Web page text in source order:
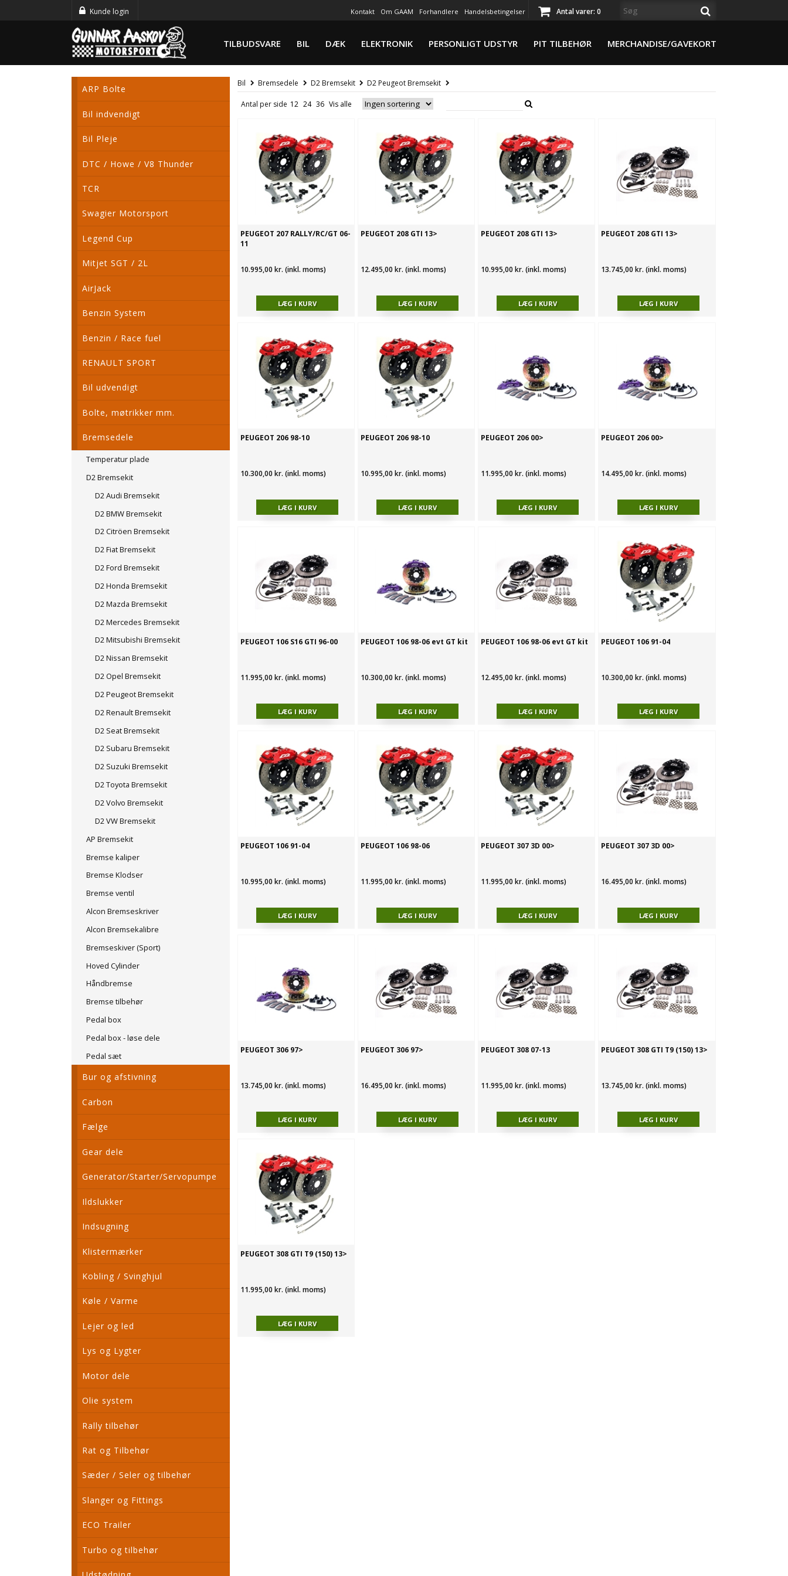
Kunde login Kontakt Om GAAM Forhandlere Handelsbetingelser Antal varer: 0
TILBUDSVARE BIL DÆK ELEKTRONIK PERSONLIGT UDSTYR PIT TILBEHØR MERCHANDISE/GAVEKORT
ARP Bolte
Bil indvendigt
Bil Pleje
DTC / Howe / V8 Thunder
TCR
Swagier Motorsport
Legend Cup
Mitjet SGT / 2L
AirJack
Benzin System
Benzin / Race fuel
RENAULT SPORT
Bil udvendigt
Bolte, møtrikker mm.
Bremsedele
Temperatur plade
D2 Bremsekit
D2 Audi Bremsekit
D2 BMW Bremsekit
D2 Citröen Bremsekit
D2 Fiat Bremsekit
D2 Ford Bremsekit
D2 Honda Bremsekit
D2 Mazda Bremsekit
D2 Mercedes Bremsekit
D2 Mitsubishi Bremsekit
D2 Nissan Bremsekit
D2 Opel Bremsekit
D2 Peugeot Bremsekit
D2 Renault Bremsekit
D2 Seat Bremsekit
D2 Subaru Bremsekit
D2 Suzuki Bremsekit
D2 Toyota Bremsekit
D2 Volvo Bremsekit
D2 VW Bremsekit
AP Bremsekit
Bremse kaliper
Bremse Klodser
Bremse ventil
Alcon Bremseskriver
Alcon Bremsekalibre
Bremseskiver (Sport)
Hoved Cylinder
Håndbremse
Bremse tilbehør
Pedal box
Pedal box - løse dele
Pedal sæt
Bur og afstivning
Carbon
Fælge
Gear dele
Generator/Starter/Servopumpe
Ildslukker
Indsugning
Klistermærker
Kobling / Svinghjul
Køle / Varme
Lejer og led
Lys og Lygter
Motor dele
Olie system
Rally tilbehør
Rat og Tilbehør
Sæder / Seler og tilbehør
Slanger og Fittings
ECO Trailer
Turbo og tilbehør
Bil Bremsedele D2 Bremsekit D2 Peugeot Bremsekit
Antal per side
PEUGEOT 207 RALLY/RC/GT 06-
11
10.995,00 kr. (inkl. moms)
PEUGEOT 208 GTI 13>
12.495,00 kr. (inkl. moms)
PEUGEOT 208 GTI 13>
10.995,00 kr. (inkl. moms)
PEUGEOT 208 GTI 13>
13.745,00 kr. (inkl. moms)
PEUGEOT 206 98-10
10.300,00 kr. (inkl. moms)
PEUGEOT 206 98-10
10.995,00 kr. (inkl. moms)
PEUGEOT 206 00>
11.995,00 kr. (inkl. moms)
PEUGEOT 206 00>
14.495,00 kr. (inkl. moms)
PEUGEOT 106 S16 GTI 96-00
11.995,00 kr. (inkl. moms)
PEUGEOT 106 98-06 evt GT kit
10.300,00 kr. (inkl. moms)
PEUGEOT 106 98-06 evt GT kit
12.495,00 kr. (inkl. moms)
PEUGEOT 106 91-04
10.300,00 kr. (inkl. moms)
PEUGEOT 106 91-04
10.995,00 kr. (inkl. moms)
PEUGEOT 106 98-06
11.995,00 kr. (inkl. moms)
PEUGEOT 307 3D 00>
11.995,00 kr. (inkl. moms)
PEUGEOT 307 3D 00>
16.495,00 kr. (inkl. moms)
PEUGEOT 306 97>
13.745,00 kr. (inkl. moms)
PEUGEOT 306 97>
16.495,00 kr. (inkl. moms)
PEUGEOT 308 07-13
11.995,00 kr. (inkl. moms)
PEUGEOT 308 GTI T9 (150) 13>
13.745,00 kr. (inkl. moms)
PEUGEOT 308 GTI T9 (150) 13>
11.995,00 kr. (inkl. moms)